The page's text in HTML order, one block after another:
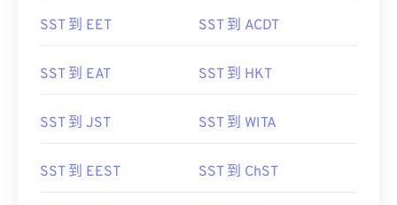
SST 到 EET SST 到 ACDT
SST 到 EAT SST 到 HKT
SST 到 JST SST 到 WITA
SST 到 EEST SST 到 ChST